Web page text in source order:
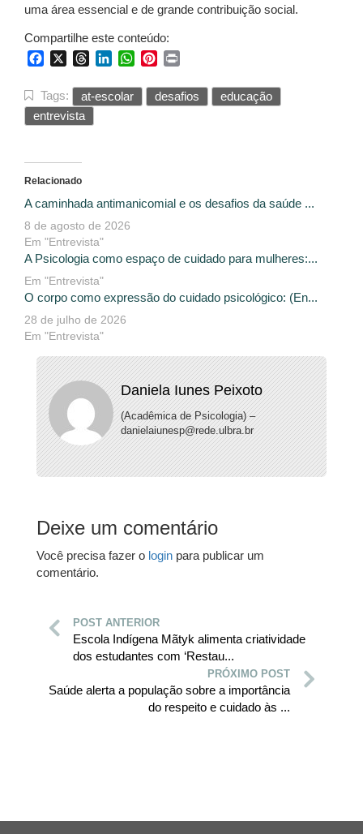
uma área essencial e de grande contribuição social.
Compartilhe este conteúdo:
FacebookThreadsLinkedInWhatsApp
Pinterest
Tags: at-escolar desafios
educação
entrevista
Relacionado
A caminhada antimanicomial e os desafios da saúde ...
8 de agosto de 2026
Em "Entrevista"
A Psicologia como espaço de cuidado para mulheres:...
Em "Entrevista"
O corpo como expressão do cuidado psicológico: (En...
28 de julho de 2026
Em "Entrevista"
Daniela Iunes Peixoto
(Acadêmica de Psicologia) –
danielaiunesp@rede.ulbra.br
Deixe um comentário
Você precisa fazer o login para publicar um
comentário.
POST ANTERIOR
Escola Indígena Mãtyk alimenta criatividade
dos estudantes com ‘Restau...
PRÓXIMO POST
Saúde alerta a população sobre a importância
do respeito e cuidado às ...